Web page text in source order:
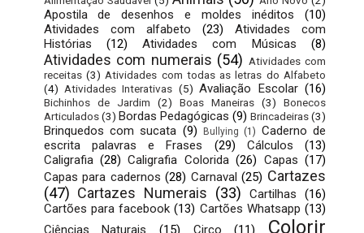
Apostila de desenhos e moldes inéditos
(10)
Atividades com alfabeto
(23)
Atividades com
Histórias
(12) Atividades com Músicas (8)
Atividades com numerais (54) Atividades com
receitas (3) Atividades com todas as letras do Alfabeto
(4) Atividades Interativas (5) Avaliação Escolar (16)
Bichinhos de Jardim (2) Boas Maneiras (3)
Bonecos
Articulados (3) Bordas Pedagógicas (9) Brincadeiras(3)
Brinquedos com sucata (9) Bullying (1) Caderno de
escrita palavras e Frases
(29) Cálculos
(13)
Caligrafia (28) Caligrafia Colorida (26) Capas (17)
Capas para cadernos (28) Carnaval (25) Cartazes
(47) Cartazes Numerais (33) Cartilhas
(16)
Cartões para facebook (13) Cartões Whatsapp (13)
Ciências Naturais
(15) Circo (11) Colorir